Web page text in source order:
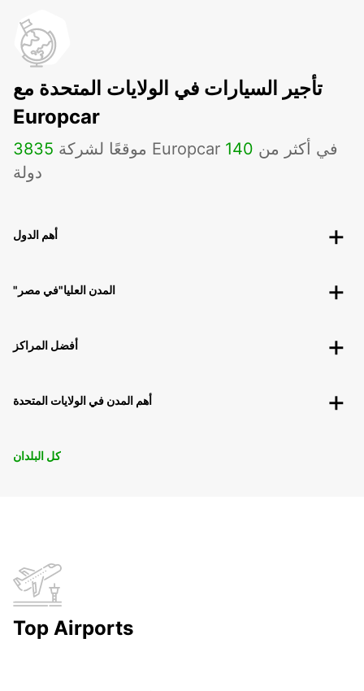
تأجير السيارات في الولايات المتحدة مع
Europcar
3835 موقعًا لشركة Europcar في أكثر من 140
دولة
أهم الدول
"المدن العليا"في مصر
أفضل المراكز
أهم المدن في الولايات المتحدة
كل البلدان
Top Airports